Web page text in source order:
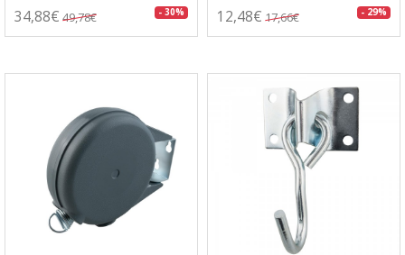
34,88€ 49,78€ - 30% 12,48€ 17,66€ - 29%